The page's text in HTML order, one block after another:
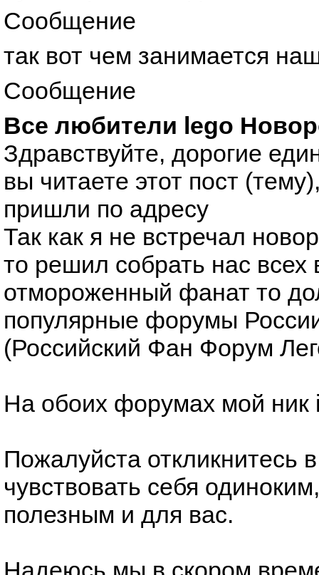
Сообщение
так вот чем занимается
Сообщение
Все любители lego
Здравствуйте, дорогие
вы читаете этот пост
пришли по адресу
Так как я не встречал
то решил собрать нас всех
отмороженный фанат то
популярные форумы
(Российский Фан Форум
На обоих форумах мой ник
Пожалуйста откликнитесь
чувствовать себя
полезным и для вас.